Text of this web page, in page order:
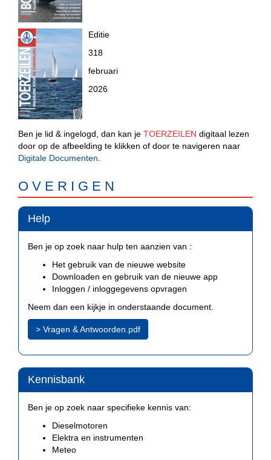
Editie
318
februari
2026
Ben je lid & ingelogd, dan kan je TOERZEILEN digitaal lezen
door op de afbeelding te klikken of door te navigeren naar
Digitale Documenten
O V E R I G E N
Help
Ben je op zoek naar hulp ten aanzien van :
Het gebruik van de nieuwe website
Downloaden en gebruik van de nieuwe app
Inloggen / inloggegevens opvragen
Neem dan een kijkje in onderstaande document.
> Vragen & Antwoorden.pdf
Kennisbank
Ben je op zoek naar specifieke kennis van:
Dieselmotoren
Elektra en instrumenten
Meteo